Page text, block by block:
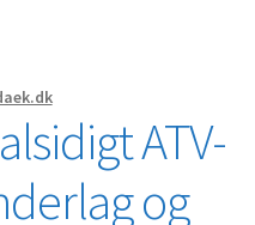
ATV-
og